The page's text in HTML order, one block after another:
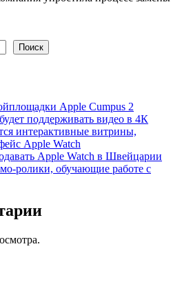
Поиск
Apple Cumpus 2
поддерживать видео в 4К
интерактивные витрины,
Apple Watch
Apple Watch в Швейцарии
ролики, обучающие работе с